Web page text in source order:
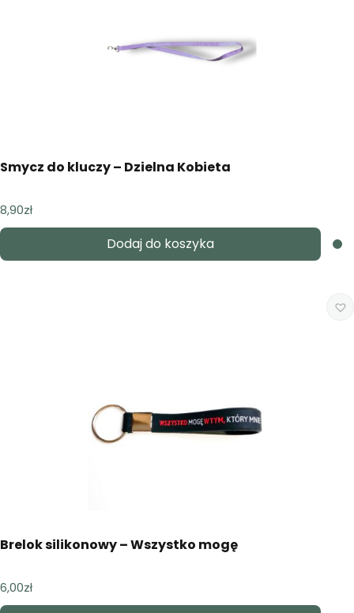
Smycz do kluczy – Dzielna Kobieta
8,90zł
Dodaj do koszyka
Brelok silikonowy – Wszystko mogę
6,00zł